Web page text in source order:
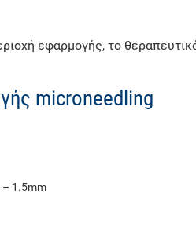
εφαρμογής, το
microneedling
– 1.5mm